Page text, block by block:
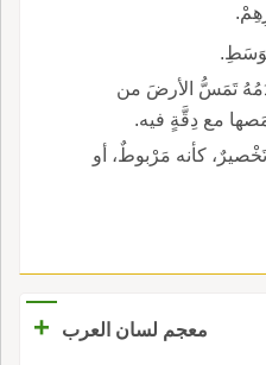
تَمَسُّ الأرضَ من
مع دِقَّةٍ فيه.
كأنه مَرْبوطٌ، أو
معجم لسان العرب
+